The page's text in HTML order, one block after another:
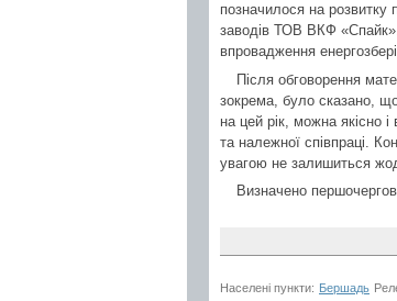
позначилося на розвитку
заводів ТОВ ВКФ
впровадження
Після обговорення
зокрема, було сказано,
на цей рік, можна якісно
та належної співпраці.
увагою не залишиться
Визначено
Населені пункти: Бершадь